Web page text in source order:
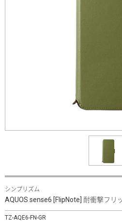
シンプリズム
AQUOS sense6 [FlipNote] 耐衝撃フリ
TZ-AQE6-FN-GR